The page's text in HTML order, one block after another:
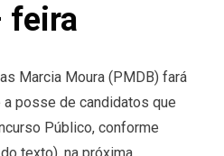
feira
Marcia Moura (PMDB) fará
posse de candidatos que
Público, conforme